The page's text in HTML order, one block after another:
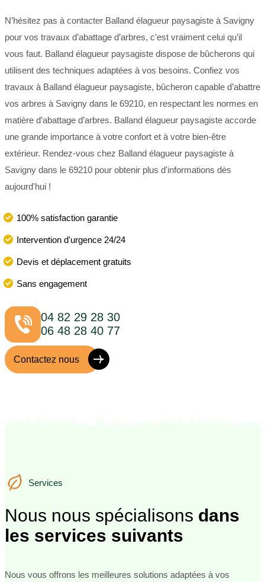
N’hésitez pas à contacter Balland élagueur paysagiste à Savigny
pour vos travaux d’abattage d’arbres, c'est vraiment celui qu’il
vous faut. Balland élagueur paysagiste dispose de bûcherons qui
utilisent des techniques adaptées à vos besoins. Confiez vos
travaux à Balland élagueur paysagiste, bûcheron capable d’abattre
vos arbres à Savigny dans le 69210, en respectant les normes en
matière d’abattage d’arbres. Balland élagueur paysagiste accorde
une grande importance à votre confort et à votre bien-être
extérieur. Rendez-vous chez Balland élagueur paysagiste à
Savigny dans le 69210 pour obtenir plus d'informations dès
aujourd'hui !
100% satisfaction garantie
Intervention d'urgence 24/24
Devis et déplacement gratuits
Sans engagement
04 82 29 28 30
06 48 28 40 77
Contactez nous
Services
Services
Nous nous spécialisons dans
les services suivants
Nous vous offrons les meilleures solutions adaptées à vos